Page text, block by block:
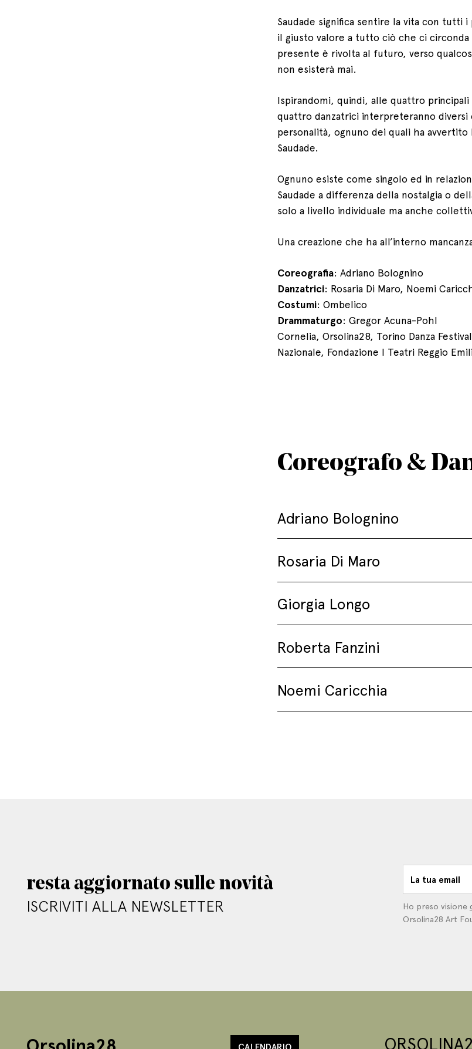
Saudade significa sentire la vita con tutti
il giusto valore a tutto ciò che ci
presente è rivolta al futuro, verso
non esisterà mai.
Ispirandomi, quindi, alle quattro
quattro danzatrici interpreteranno
personalità, ognuno dei quali ha
Saudade.
Ognuno esiste come singolo ed in
Saudade a differenza della nostalgia o
solo a livello individuale ma anche
Una creazione che ha all’interno
Coreografia: Adriano Bolognino
Danzatrici: Rosaria Di Maro, Noemi
Costumi: Ombelico
Drammaturgo: Gregor Acuna-Pohl
Cornelia, Orsolina28, Torino Danza
Nazionale, Fondazione I Teatri Reggio
Coreografo &
Adriano Bolognino
Rosaria Di Maro
Giorgia Longo
Roberta Fanzini
Noemi Caricchia
resta aggiornato sulle novità
ISCRIVITI ALLA NEWSLETTER
La tua email
Ho preso visione
Orsolina28 Art